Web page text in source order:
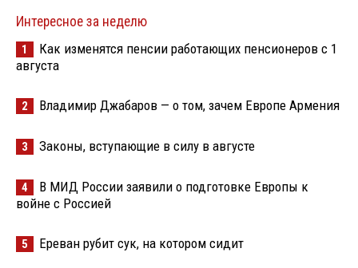
Интересное за неделю
1
Как изменятся пенсии работающих пенсионеров с 1
августа
2 Владимир Джабаров — о том, зачем Европе Армения
3 Законы, вступающие в силу в августе
4
В МИД России заявили о подготовке Европы к
войне с Россией
5 Ереван рубит сук, на котором сидит